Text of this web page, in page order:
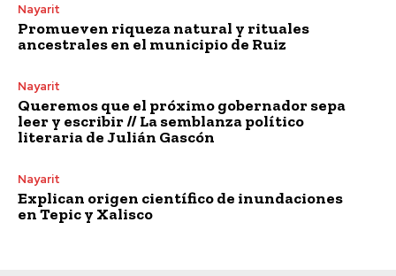
Nayarit
Promueven riqueza natural y rituales
ancestrales en el municipio de Ruiz
Nayarit
Queremos que el próximo gobernador sepa
leer y escribir // La semblanza político
literaria de Julián Gascón
Nayarit
Explican origen científico de inundaciones
en Tepic y Xalisco